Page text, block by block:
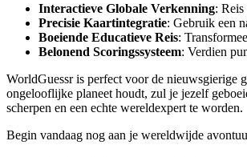
Interactieve Globale Verkenning: Reis
Precisie Kaartintegratie: Gebruik een
Boeiende Educatieve Reis:
Belonend Scoringssysteem: Verdien
WorldGuessr is perfect voor de nieuwsgierige
ongelooflijke planeet houdt, zul je jezelf
scherpen en een echte wereldexpert te worden.
Begin vandaag nog aan je wereldwijde